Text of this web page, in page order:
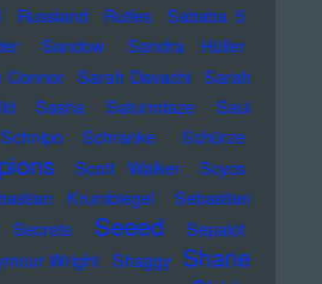
Russland Rutles
Sababa 5
Sandow Sandra Hüller
Connor Sarah Davachi Sarah
Sasha Saturndaze
Saul
Schnipo Schranke Schürze
Scott Walker
Scycs
Krumbiegel
Sebastian
Secrets Seeed Sepalot
Wright Shaggy Shane